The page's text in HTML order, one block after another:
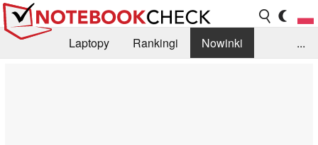
Laptopy Rankingi
Nowinki
...